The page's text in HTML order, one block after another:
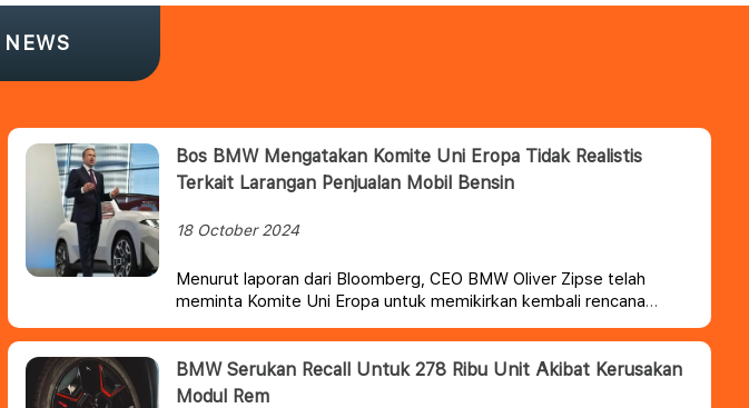
Bos BMW Mengatakan Komite Uni Eropa Tidak Realistis
Terkait Larangan Penjualan Mobil Bensin
18 October 2024
Menurut laporan dari Bloomberg, CEO BMW Oliver Zipse telah
meminta Komite Uni Eropa untuk memikirkan kembali rencana
pembatasan penjualan mobil ICE. Zipse juga dengan tegas
mengatakan bahwa regulasi yang akan di mulai pada tahun 2025
tersebut adalah hal yang tidak realistis.
BMW Serukan Recall Untuk 278 Ribu Unit Akibat Kerusakan
Modul Rem